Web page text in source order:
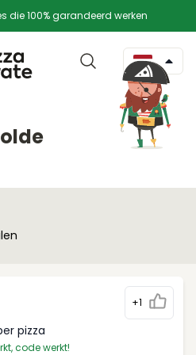
die 100% garandeerd werken
+1
pizza
code werkt!